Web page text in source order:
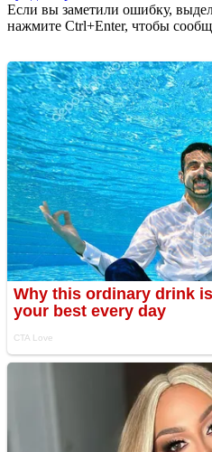
Если вы заметили ошибку,
нажмите Ctrl+Enter, чтобы